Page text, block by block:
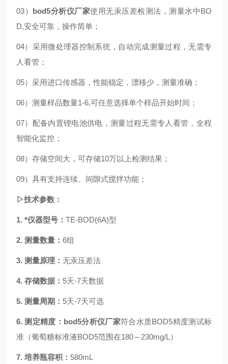
03） bod5分析仪厂家使用无汞压差检测法，测量水中BO
D,安全可靠，操作简单 ；
04）采用微处理器控制系统，自动完成测量过程，无需专
人看管 ；
05） 采用进口传感器，性能稳定，漂移少，测量准确 ；
06） 测量样品数量1-6,可任意选择单个样品开始时间 ；
07） 配备内置锂电池供电，测量过程无需专人看管，全程
智能化监控 ；
08） 存储空间大，可存储10万以上检测结果 ；
09） 具有支持连续、间隙式搅拌功能 ；
▷技术参数：
1. *仪器型号 ： TE-BOD(6A)型
2. 测量数量： 6组
3. 测量原理： 无汞压差法
4. 存储数据： 5天-7天数据
5. 测量周期： 5天-7天可选
6.测定精度： bod5分析仪厂家符合水质BOD5精度测试标
准（葡萄糖标准液BOD5范围在180～230mg/L）
7. 培养瓶容积： 580mL